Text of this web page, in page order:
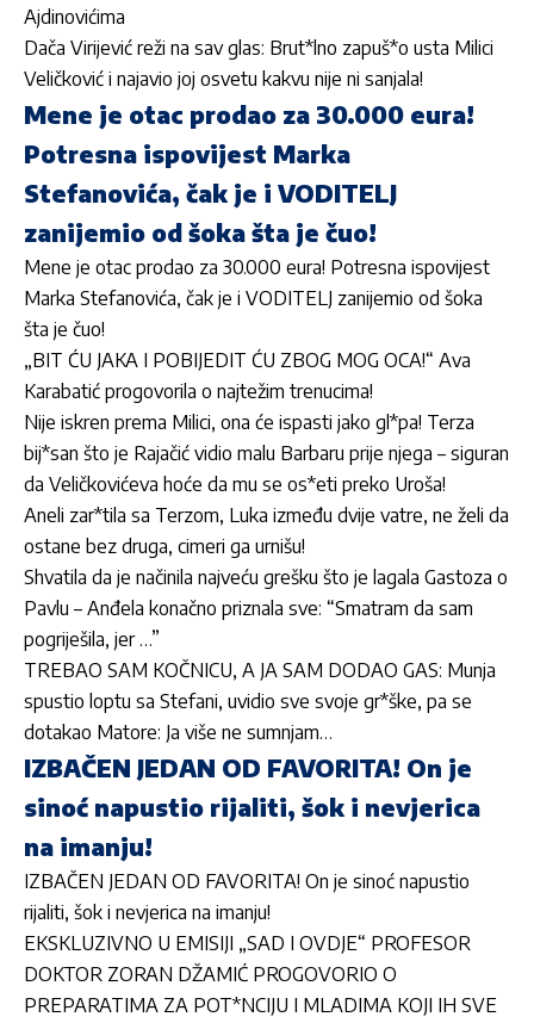
Ajdinovićima
Dača Virijević reži na sav glas: Brut*lno zapuš*o usta Milici
Veličković i najavio joj osvetu kakvu nije ni sanjala!
Mene je otac prodao za 30.000 eura!
Potresna ispovijest Marka
Stefanovića, čak je i VODITELJ
zanijemio od šoka šta je čuo!
Mene je otac prodao za 30.000 eura! Potresna ispovijest
Marka Stefanovića, čak je i VODITELJ zanijemio od šoka
šta je čuo!
„BIT ĆU JAKA I POBIJEDIT ĆU ZBOG MOG OCA!“ Ava
Karabatić progovorila o najtežim trenucima!
Nije iskren prema Milici, ona će ispasti jako gl*pa! Terza
bij*san što je Rajačić vidio malu Barbaru prije njega – siguran
da Veličkovićeva hoće da mu se os*eti preko Uroša!
Aneli zar*tila sa Terzom, Luka između dvije vatre, ne želi da
ostane bez druga, cimeri ga urnišu!
Shvatila da je načinila najveću grešku što je lagala Gastoza o
Pavlu – Anđela konačno priznala sve: “Smatram da sam
pogriješila, jer …”
TREBAO SAM KOČNICU, A JA SAM DODAO GAS: Munja
spustio loptu sa Stefani, uvidio sve svoje gr*ške, pa se
dotakao Matore: Ja više ne sumnjam…
IZBAČEN JEDAN OD FAVORITA! On je
sinoć napustio rijaliti, šok i nevjerica
na imanju!
IZBAČEN JEDAN OD FAVORITA! On je sinoć napustio
rijaliti, šok i nevjerica na imanju!
EKSKLUZIVNO U EMISIJI „SAD I OVDJE“ PROFESOR
DOKTOR ZORAN DŽAMIĆ PROGOVORIO O
PREPARATIMA ZA POT*NCIJU I MLADIMA KOJI IH SVE